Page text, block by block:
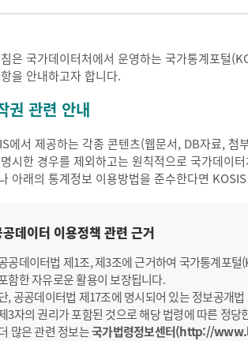
은 국가데이터처에서 운영하는 국가통계포털
을 안내하고자 합니다.
권 관련 안내
에서 제공하는 각종 콘텐츠(웹문서, DB자료,
시한 경우를 제외하고는 원칙적으로 국가데이
아래의 통계정보 이용방법을 준수한다면
데이터 이용정책 관련 근거
공데이터법 제1조, 제3조에 근거하여 국가통계포
함한 자유로운 활용이 보장됩니다.
, 공공데이터법 제17조에 명시되어 있는 정보공개
3자의 권리가 포함된 것으로 해당 법령에 따른 정
많은 관련 정보는국가법령정보센터(http://